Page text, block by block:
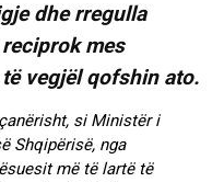
dhe rregulla
mes
vegjël qofshin ato.
si Ministër i
Shqipërisë, nga
më të lartë të